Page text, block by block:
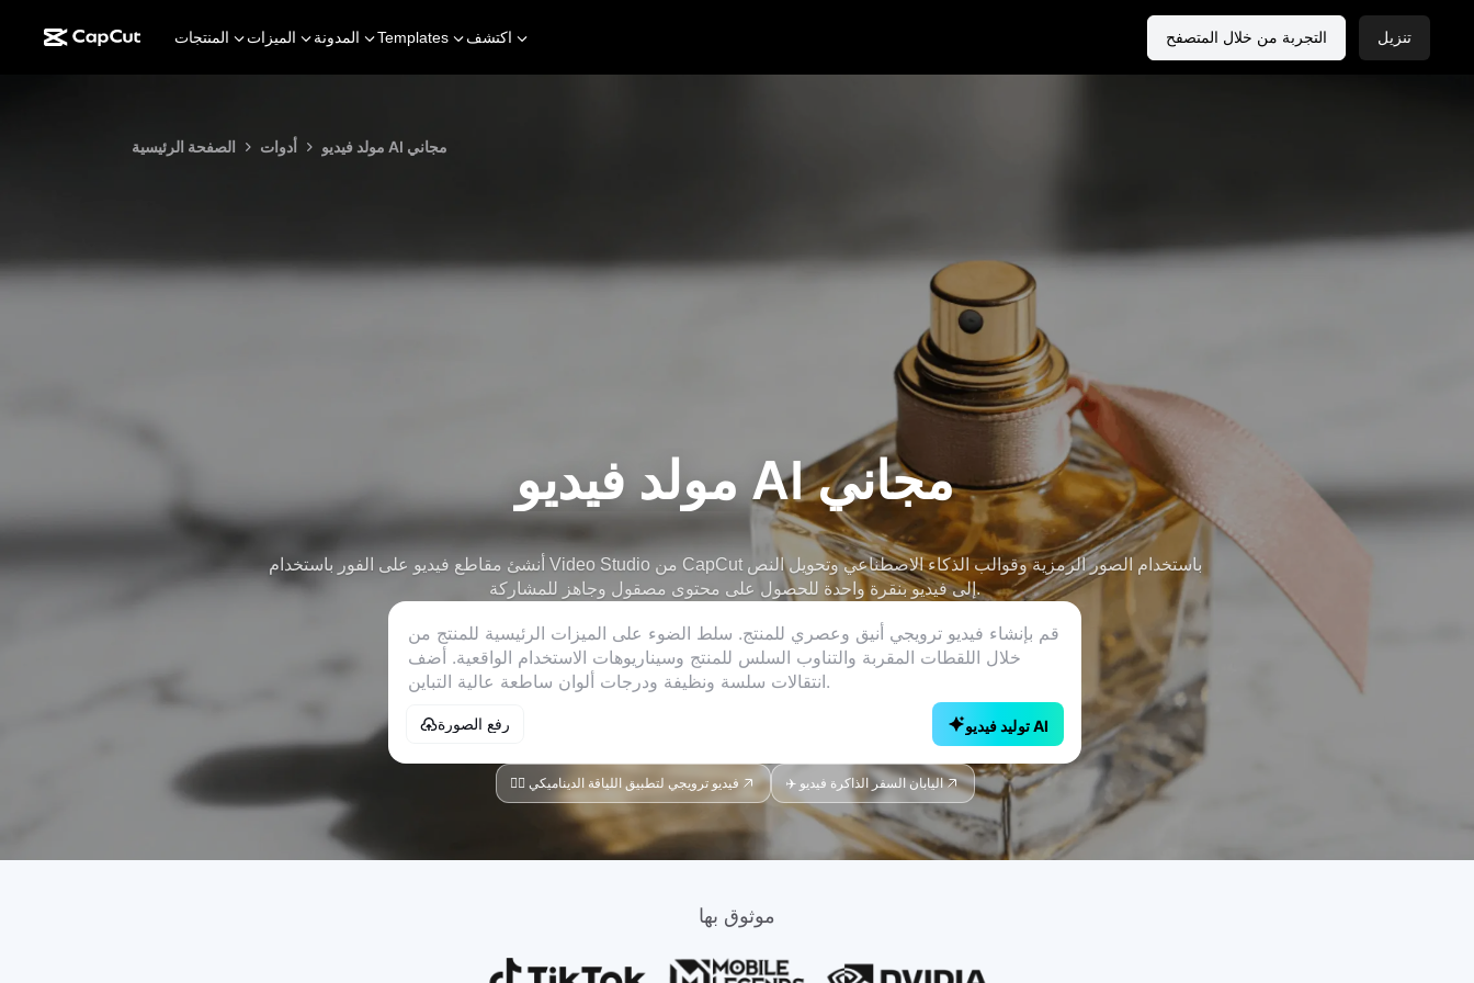
المنتجات الميزات المدونة Templates اكتشف التجربة من خلال المتصفح تنزيل
الصفحة الرئيسية أدوات مولد فيديو AI مجاني
مولد فيديو AI مجاني
أنشئ مقاطع فيديو على الفور باستخدام Video Studio من CapCut باستخدام الصور الرمزية وقوالب الذكاء الاصطناعي وتحويل النص
إلى فيديو بنقرة واحدة للحصول على محتوى مصقول وجاهز للمشاركة.
رفع الصورة توليد فيديو AI
🏃‍♂️ فيديو ترويجي لتطبيق اللياقة الديناميكي ✈️ اليابان السفر الذاكرة فيديو
موثوق بها